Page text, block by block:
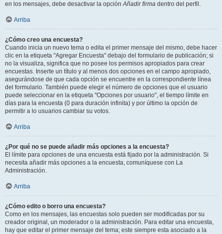
en los mensajes, debe desactivar la opciónAñadir firma dentro del perfil.
Arriba
¿Cómo creo una encuesta?
Cuando inicia un nuevo tema o edita el primer mensaje del mismo, debe hacer
clic en la etiqueta "Agregar Encuesta" debajo del formulario de publicación; si
no la visualiza, significa que no posee los permisos apropiados para crear
encuestas. Inserte un título y al menos dos opciones en el campo apropiado,
asegurándose de que cada opción se encuentre en la correspondiente línea
del formulario. También puede elegir el número de opciones que el usuario
puede seleccionar en la etiqueta "Opciones por usuario", el tiempo límite en
días para la encuesta (0 para duración infinita) y por último la opción de
permitir a lo usuarios cambiar su votos.
Arriba
¿Por qué no se puede añadir más opciones a la encuesta?
El límite para opciones de una encuesta está fijado por la administración. Si
necesita añadir más opciones a la encuesta, comuníquese con La
Administración.
Arriba
¿Cómo edito o borro una encuesta?
Como en los mensajes, las encuestas solo pueden ser modificadas por su
creador original, un moderador o la administración. Para editar una encuesta,
hay que editar el primer mensaje del tema; este siempre esta asociado a la